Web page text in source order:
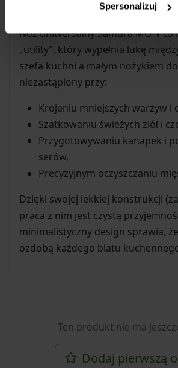
Spersonalizuj
Nóż uniwersalny Samura MO-V to
„utility”, który wypełnia lukę
szefa kuchni a małym nożykiem
niezastąpiony przy:
Krojeniu mniejszych warzyw i
Szatkowaniu świeżych ziół i
Przygotowywaniu kanapek i
serów,
Precyzyjnym oczyszczaniu
Dzięki swojej lekkiej konstrukcji
praca z nim jest czystą
minimalistyczny design sprawia,
ozdobą każdego blatu
Ten produkt nie ma
Dodaj pierwszą